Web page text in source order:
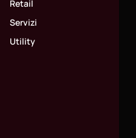
Retail
Servizi
Utility